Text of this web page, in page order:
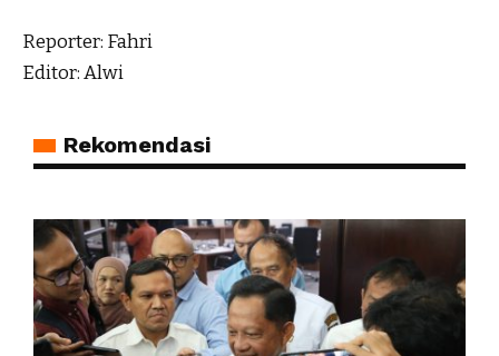
Reporter: Fahri
Editor: Alwi
Rekomendasi